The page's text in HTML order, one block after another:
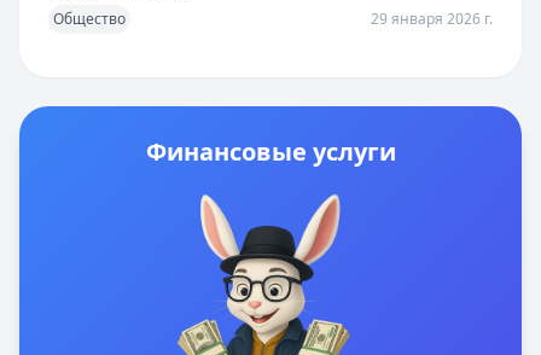
Общество 29 января 2026 г.
Финансовые услуги